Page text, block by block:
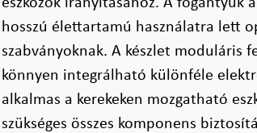
eszközök irányításához. A fogantyúk
hosszú élettartamú használatra lett
szabványoknak. A készlet moduláris
könnyen integrálható különféle
alkalmas a kerekeken mozgatható
szükséges összes komponens